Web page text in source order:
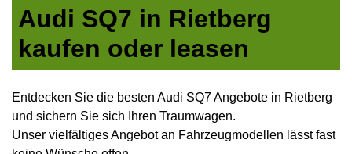
Audi SQ7 in Rietberg
kaufen oder leasen
Entdecken Sie die besten Audi SQ7 Angebote in Rietberg
und sichern Sie sich Ihren Traumwagen.
Unser vielfältiges Angebot an Fahrzeugmodellen lässt fast